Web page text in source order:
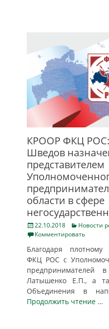
КРООР ФКЦ РОС:
Шведов
представителем
области в сфере
Posted
on
22.10.2018 Categories
Новости
Комментировать
Благодаря плотному
ФКЦ РОС с
предпринимателей
Латышенко Е.П., а
Объединения в
Продолжить чтение …